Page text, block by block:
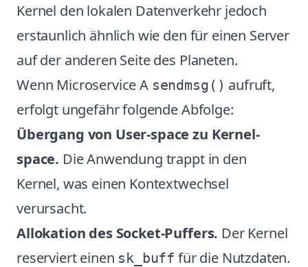
Kernel den lokalen Datenverkehr jedoch
erstaunlich ähnlich wie den für einen Server
auf der anderen Seite des Planeten.
Wenn Microservice A sendmsg() aufruft,
erfolgt ungefähr folgende Abfolge:
Übergang von User-space zu Kernel-
space. Die Anwendung trappt in den
Kernel, was einen Kontextwechsel
verursacht.
Allokation des Socket-Puffers. Der Kernel
reserviert einen sk_buff für die Nutzdaten.